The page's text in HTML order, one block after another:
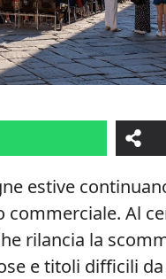
estive
Al
rilancia la
e titoli difficili